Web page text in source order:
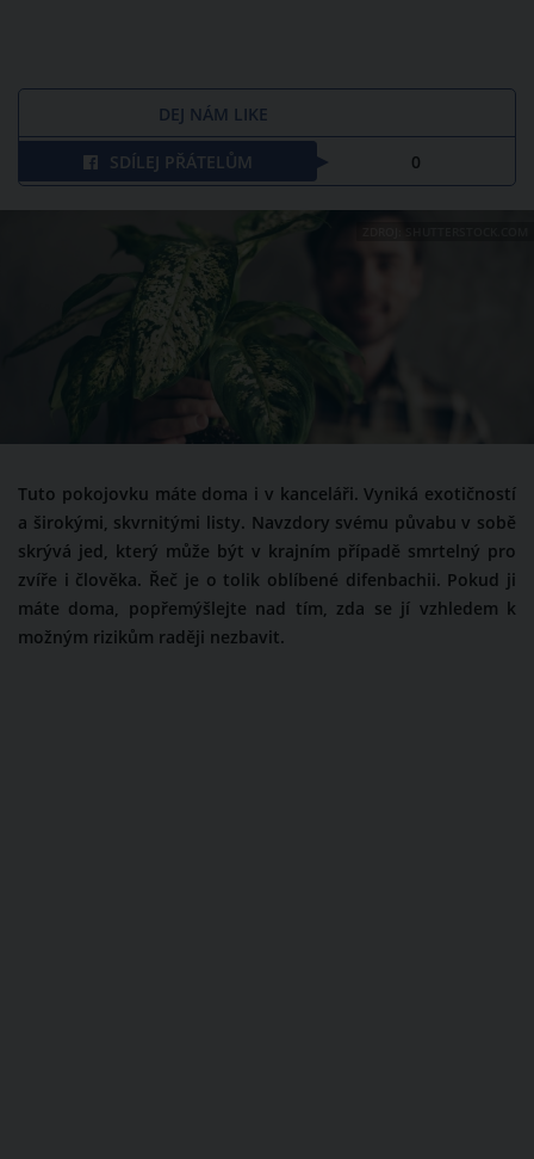
DEJ NÁM LIKE
SDÍLEJ PŘÁTELŮM 0
Tuto pokojovku máte doma i v kanceláři. Vyniká exotičností
a širokými, skvrnitými listy. Navzdory svému půvabu v sobě
skrývá jed, který může být v krajním případě smrtelný pro
zvíře i člověka. Řeč je o tolik oblíbené difenbachii. Pokud ji
máte doma, popřemýšlejte nad tím, zda se jí vzhledem k
možným rizikům raději nezbavit.